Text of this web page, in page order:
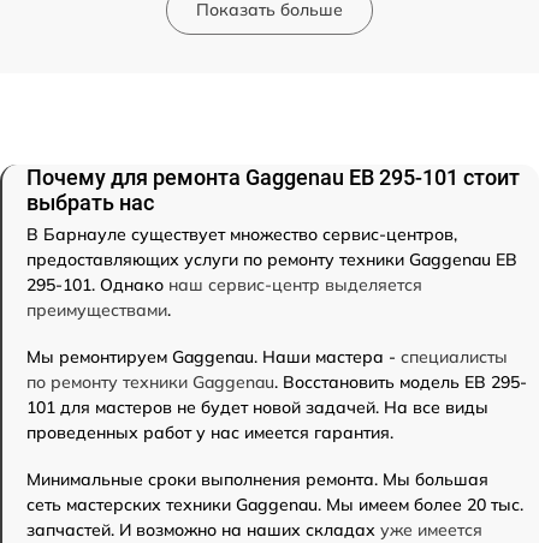
Показать больше
Почему для ремонта Gaggenau EB 295-101 стоит
выбрать нас
В Барнауле существует множество сервис-центров,
предоставляющих услуги по ремонту техники Gaggenau EB
295-101. Однако наш сервис-центр выделяется
преимуществами.
Мы ремонтируем Gaggenau. Наши мастера - специалисты
по ремонту техники Gaggenau. Восстановить модель EB 295-
101 для мастеров не будет новой задачей. На все виды
проведенных работ у нас имеется гарантия.
Минимальные сроки выполнения ремонта. Мы большая
сеть мастерских техники Gaggenau. Мы имеем более 20 тыс.
запчастей. И возможно на наших складах уже имеется